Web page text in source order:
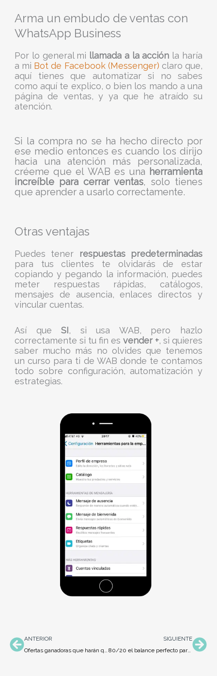
Arma un embudo de ventas con
WhatsApp Business
Por lo general mi llamada a la acción la haría
a mi Bot de Facebook (Messenger) claro que,
aquí tienes que automatizar si no sabes
como aquí te explico, o bien los mando a una
página de ventas, y ya que he atraído su
atención.
Si la compra no se ha hecho directo por
ese medio entonces es cuando los dirijo
hacia una atención más personalizada,
créeme que el WAB es una herramienta
increíble para cerrar ventas, solo tienes
que aprender a usarlo correctamente.
Otras ventajas
Puedes tener respuestas predeterminadas
para tus clientes te olvidarás de estar
copiando y pegando la información, puedes
meter respuestas rápidas, catálogos,
mensajes de ausencia, enlaces directos y
vincular cuentas.
Así queSI, si usa WAB, pero hazlo
correctamente si tu fin es vender +, si quieres
saber mucho más no olvides que tenemos
un curso para ti de WAB donde te contamos
todo sobre configuración, automatización y
estrategias.
ANTERIOR
Ofertas ganadoras que harán que vendas más
SIGUIENTE
80/20 el balance perfecto para tu estrategia de marketing de contenidos